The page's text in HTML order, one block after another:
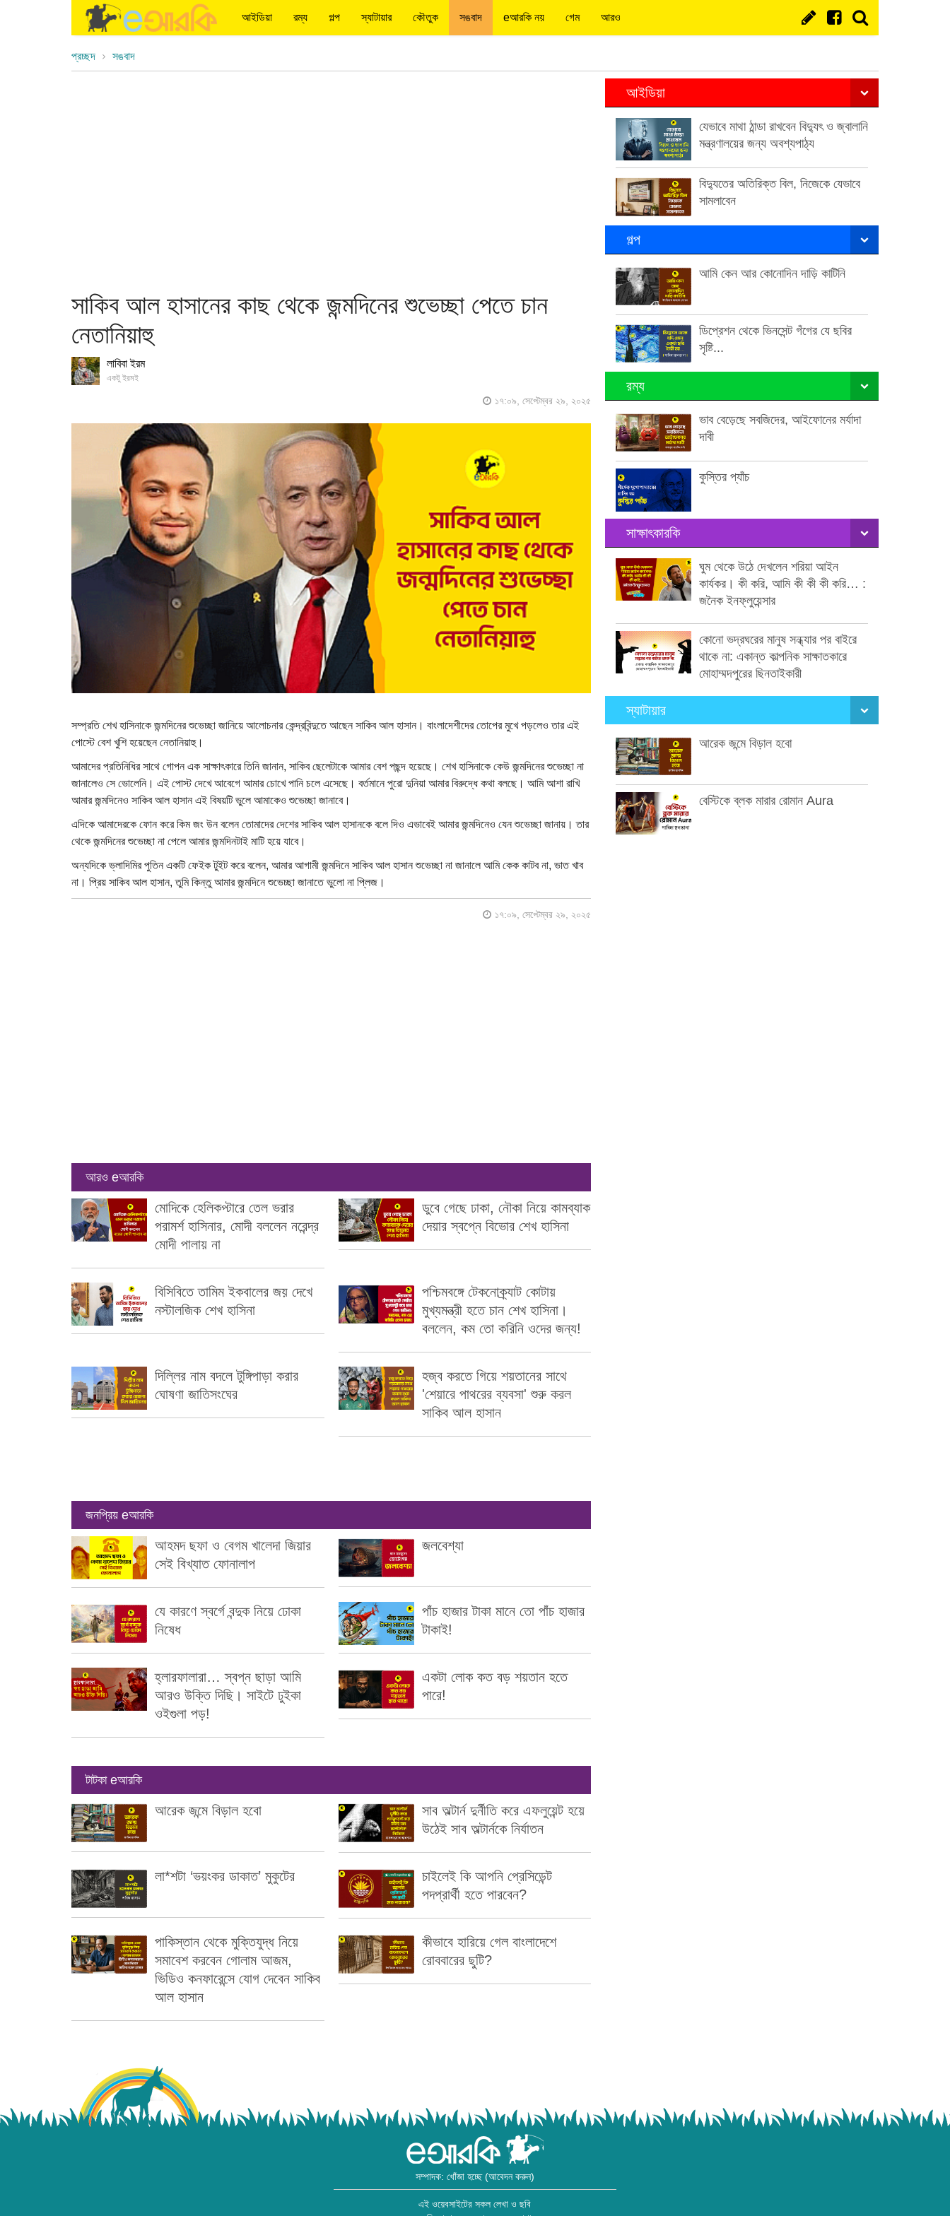
আইডিয়া রম্য গল্প স্যাটায়ার কৌতুক সঙবাদ eআরকি নয় গেম আরও
প্রচ্ছদ সঙবাদ
সাকিব আল হাসানের কাছ থেকে জন্মদিনের শুভেচ্ছা পেতে চান
নেতানিয়াহু
লাবিবা ইরম
একটু ইরমই
১৭:০৯, সেপ্টেম্বর ২৯, ২০২৫
সম্প্রতি শেখ হাসিনাকে জন্মদিনের শুভেচ্ছা জানিয়ে আলোচনার কেন্দ্রবিন্দুতে আছেন সাকিব আল হাসান। বাংলাদেশীদের তোপের মুখে পড়লেও তার এই
পোস্টে বেশ খুশি হয়েছেন নেতানিয়াহু।
আমাদের প্রতিনিধির সাথে গোপন এক সাক্ষাৎকারে তিনি জানান, সাকিব ছেলেটাকে আমার বেশ পছন্দ হয়েছে। শেখ হাসিনাকে কেউ জন্মদিনের শুভেচ্ছা না
জানালেও সে ভোলেনি। এই পোস্ট দেখে আবেগে আমার চোখে পানি চলে এসেছে। বর্তমানে পুরো দুনিয়া আমার বিরুদ্ধে কথা বলছে। আমি আশা রাখি
আমার জন্মদিনেও সাকিব আল হাসান এই বিষয়টি ভুলে আমাকেও শুভেচ্ছা জানাবে।
এদিকে আমাদেরকে ফোন করে কিম জং উন বলেন তোমাদের দেশের সাকিব আল হাসানকে বলে দিও এভাবেই আমার জন্মদিনেও যেন শুভেচ্ছা জানায়। তার
থেকে জন্মদিনের শুভেচ্ছা না পেলে আমার জন্মদিনটাই মাটি হয়ে যাবে।
অন্যদিকে ভ্লাদিমির পুতিন একটি ফেইক টুইট করে বলেন, আমার আগামী জন্মদিনে সাকিব আল হাসান শুভেচ্ছা না জানালে আমি কেক কাটব না, ভাত খাব
না। প্রিয় সাকিব আল হাসান, তুমি কিন্তু আমার জন্মদিনে শুভেচ্ছা জানাতে ভুলো না প্লিজ।
১৭:০৯, সেপ্টেম্বর ২৯, ২০২৫
আরও eআরকি
মোদিকে হেলিকপ্টারে তেল ভরার
পরামর্শ হাসিনার, মোদী বললেন নরেন্দ্র
মোদী পালায় না
ডুবে গেছে ঢাকা, নৌকা নিয়ে কামব্যাক
দেয়ার স্বপ্নে বিভোর শেখ হাসিনা
বিসিবিতে তামিম ইকবালের জয় দেখে
নস্টালজিক শেখ হাসিনা
পশ্চিমবঙ্গে টেকনোক্র্যাট কোটায়
মুখ্যমন্ত্রী হতে চান শেখ হাসিনা।
বললেন, কম তো করিনি ওদের জন্য!
দিল্লির নাম বদলে টুঙ্গিপাড়া করার
ঘোষণা জাতিসংঘের
হজ্ব করতে গিয়ে শয়তানের সাথে
'শেয়ারে পাথরের ব্যবসা' শুরু করল
সাকিব আল হাসান
জনপ্রিয় eআরকি
আহমদ ছফা ও বেগম খালেদা জিয়ার
সেই বিখ্যাত ফোনালাপ
জলবেশ্যা
যে কারণে স্বর্গে বন্দুক নিয়ে ঢোকা
নিষেধ
পাঁচ হাজার টাকা মানে তো পাঁচ হাজার
টাকাই!
হ্লারফালারা… স্বপ্ন ছাড়া আমি
আরও উক্তি দিছি। সাইটে ঢুইকা
ওইগুলা পড়!
একটা লোক কত বড় শয়তান হতে
পারে!
টাটকা eআরকি
আরেক জন্মে বিড়াল হবো
সাব অল্টার্ন দুর্নীতি করে এফলুয়েন্ট হয়ে
উঠেই সাব অল্টার্নকে নির্যাতন
লা*শটা ‘ভয়ংকর ডাকাত’ মুকুটের
চাইলেই কি আপনি প্রেসিডেন্ট
পদপ্রার্থী হতে পারবেন?
পাকিস্তান থেকে মুক্তিযুদ্ধ নিয়ে
সমাবেশ করবেন গোলাম আজম,
ভিডিও কনফারেন্সে যোগ দেবেন সাকিব
আল হাসান
কীভাবে হারিয়ে গেল বাংলাদেশে
রোববারের ছুটি?
আইডিয়া
যেভাবে মাথা ঠান্ডা রাখবেন বিদ্যুৎ ও জ্বালানি
মন্ত্রণালয়ের জন্য অবশ্যপাঠ্য
বিদ্যুতের অতিরিক্ত বিল, নিজেকে যেভাবে
সামলাবেন
গল্প
আমি কেন আর কোনোদিন দাড়ি কাটিনি
ডিপ্রেশন থেকে ভিনসেন্ট গঁগের যে ছবির
সৃষ্টি...
রম্য
ভাব বেড়েছে সবজিদের, আইফোনের মর্যাদা
দাবী
কুস্তির প্যাঁচ
সাক্ষাৎকারকি
ঘুম থেকে উঠে দেখলেন শরিয়া আইন
কার্যকর। কী করি, আমি কী কী কী করি… :
জনৈক ইনফ্লুয়েন্সার
কোনো ভদ্রঘরের মানুষ সন্ধ্যার পর বাইরে
থাকে না: একান্ত কাল্পনিক সাক্ষাতকারে
মোহাম্মদপুরের ছিনতাইকারী
স্যাটায়ার
আরেক জন্মে বিড়াল হবো
বেস্টিকে ব্লক মারার রোমান Aura
সম্পাদক: খোঁজা হচ্ছে (আবেদন করুন)
এই ওয়েবসাইটের সকল লেখা ও ছবি